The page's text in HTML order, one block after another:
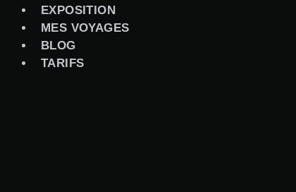
EXPOSITION
MES VOYAGES
BLOG
TARIFS